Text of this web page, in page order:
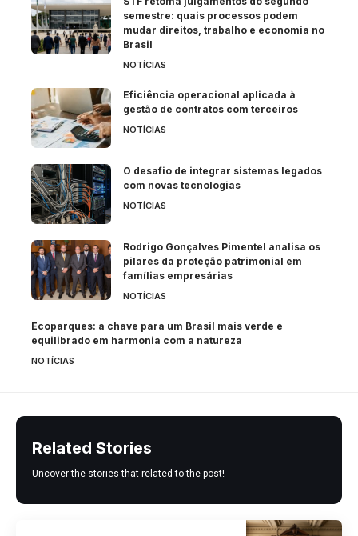
semestre: quais processos podem
mudar direitos, trabalho e economia no
Brasil
NOTÍCIAS
Eficiência operacional aplicada à
gestão de contratos com terceiros
NOTÍCIAS
O desafio de integrar sistemas legados
com novas tecnologias
NOTÍCIAS
Rodrigo Gonçalves Pimentel analisa os
pilares da proteção patrimonial em
famílias empresárias
NOTÍCIAS
Ecoparques: a chave para um Brasil mais verde e
equilibrado em harmonia com a natureza
NOTÍCIAS
Related Stories
Uncover the stories that related to the post!